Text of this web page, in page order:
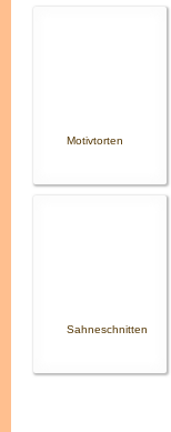
Motivtorten
Sahneschnitten